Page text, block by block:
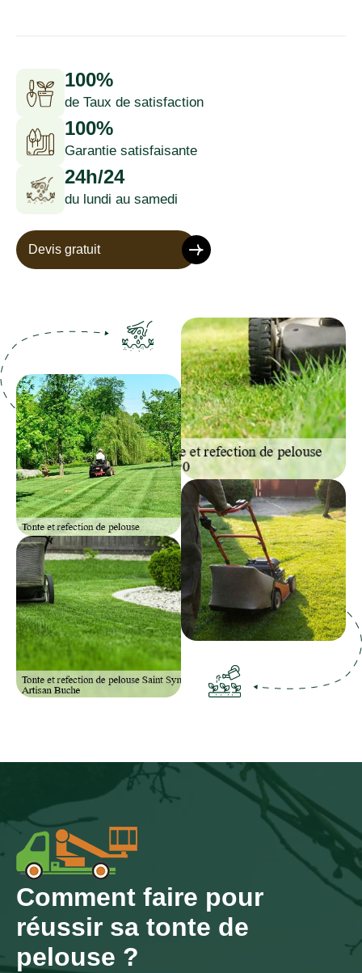
100%
de Taux de satisfaction
100%
Garantie satisfaisante
24h/24
du lundi au samedi
Devis gratuit
Comment faire pour
réussir sa tonte de
pelouse ?